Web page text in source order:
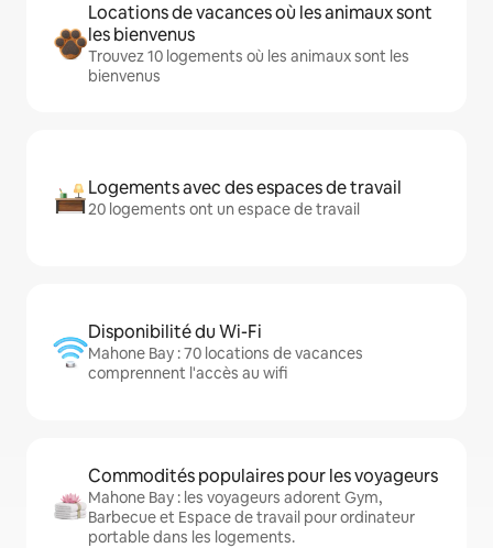
Locations de vacances où les animaux sont
les bienvenus
Trouvez 10 logements où les animaux sont les
bienvenus
Logements avec des espaces de travail
20 logements ont un espace de travail
Disponibilité du Wi-Fi
Mahone Bay : 70 locations de vacances
comprennent l'accès au wifi
Commodités populaires pour les voyageurs
Mahone Bay : les voyageurs adorent Gym,
Barbecue et Espace de travail pour ordinateur
portable dans les logements.